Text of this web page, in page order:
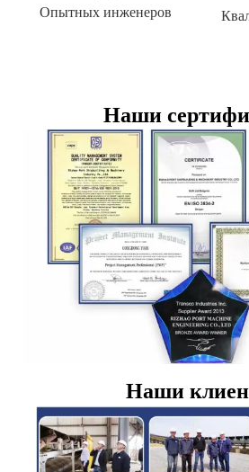
Опытных инженеров
Наши
Наши